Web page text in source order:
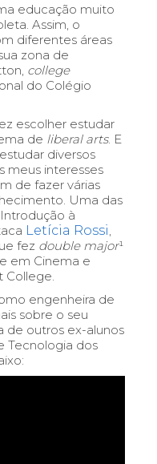
educação muito
Assim, o
diferentes áreas
zona de
college
do Colégio
escolher estudar
de liberal arts. E
diversos
meus interesses
de fazer várias
Uma das
à
Letícia Rossi
fez double major¹
em Cinema e
College.
engenheira de
sobre o seu
de outros ex-alunos
Tecnologia dos